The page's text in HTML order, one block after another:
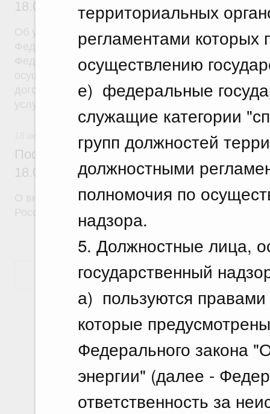
территориальных
регламентами
осуществлению
е) федеральные
служащие категории
групп должностей
должностными
полномочия по
надзора.
5. Должностные лица,
государственный
а) пользуются
которые
Федерального закона
энергии" (далее -
ответственность за
18.07.2026 г. № 908
Федеральной службы войск национальной
Федерации (территориального органа),
осуществление частной детективной
договора на оказание сыскных услуг и об
Постановление Правительства
18.07.2026 г. № 910
О внесении изменений в некоторые акты
Показать еще